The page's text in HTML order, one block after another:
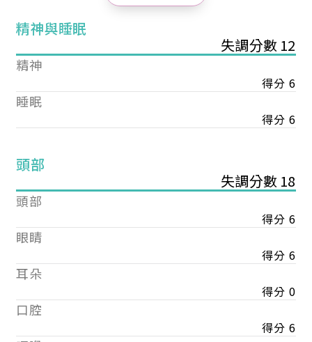
精神與睡眠
失調分數 12
精神
得分 6
睡眠
得分 6
頭部
失調分數 18
頭部
得分 6
眼睛
得分 6
耳朵
得分 0
口腔
得分 6